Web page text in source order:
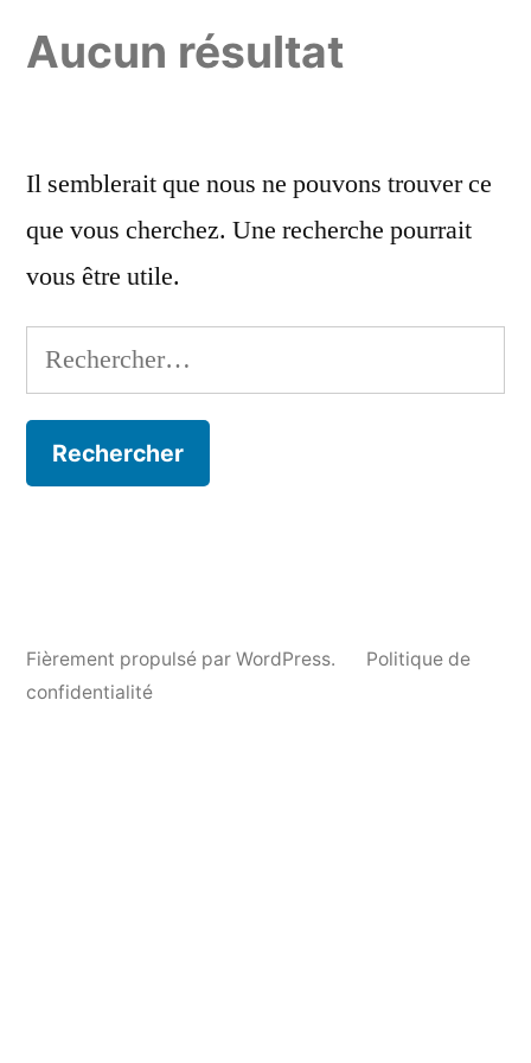
Aucun résultat
Il semblerait que nous ne pouvons trouver ce
que vous cherchez. Une recherche pourrait
vous être utile.
Fièrement propulsé par WordPress.
Politique de
confidentialité